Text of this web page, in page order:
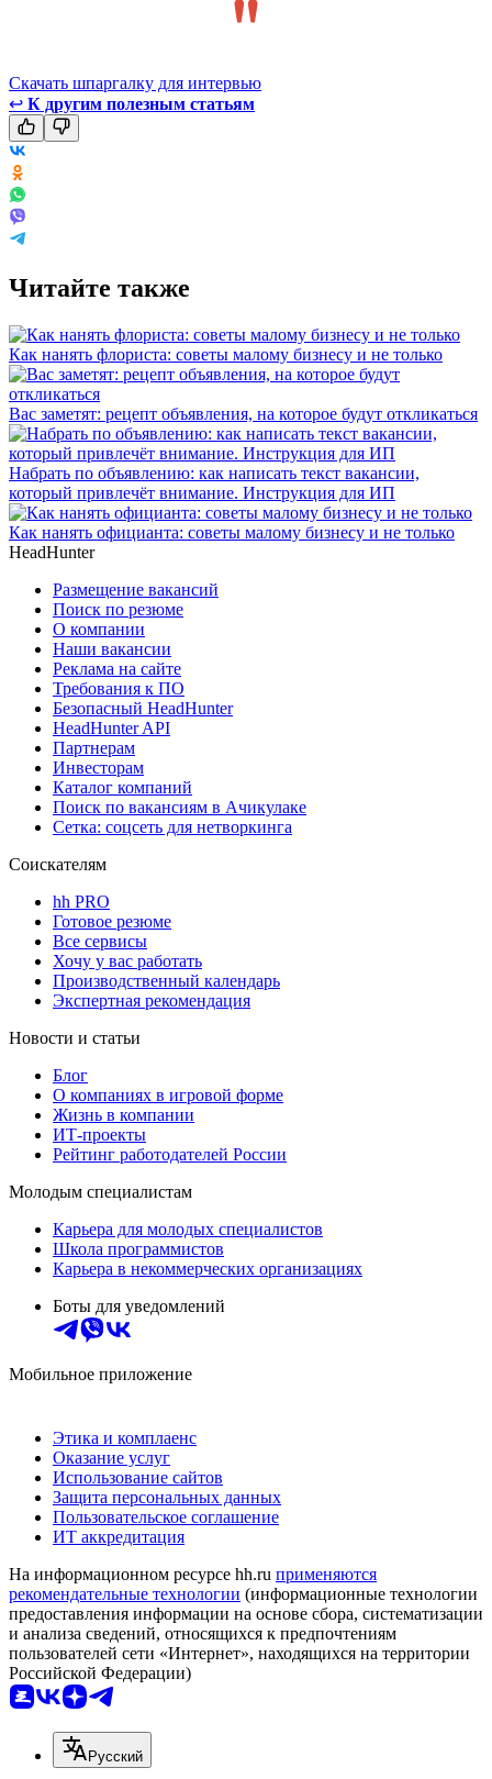
Скачать шпаргалку для интервью
↩ К другим полезным статьям
Читайте также
Как нанять флориста: советы малому бизнесу и не только
Вас заметят: рецепт объявления, на которое будут откликаться
Набрать по объявлению: как написать текст вакансии,
который привлечёт внимание. Инструкция для ИП
Как нанять официанта: советы малому бизнесу и не только
HeadHunter
Размещение вакансий
Поиск по резюме
О компании
Наши вакансии
Реклама на сайте
Требования к ПО
Безопасный HeadHunter
HeadHunter API
Партнерам
Инвесторам
Каталог компаний
Поиск по вакансиям в Ачикулаке
Сетка: соцсеть для нетворкинга
Соискателям
hh PRO
Готовое резюме
Все сервисы
Хочу у вас работать
Производственный календарь
Экспертная рекомендация
Новости и статьи
Блог
О компаниях в игровой форме
Жизнь в компании
ИТ-проекты
Рейтинг работодателей России
Молодым специалистам
Карьера для молодых специалистов
Школа программистов
Карьера в некоммерческих организациях
Боты для уведомлений
Мобильное приложение
Этика и комплаенс
Оказание услуг
Использование сайтов
Защита персональных данных
Пользовательское соглашение
ИТ аккредитация
На информационном ресурсе hh.ru применяются
рекомендательные технологии (информационные технологии
предоставления информации на основе сбора, систематизации
и анализа сведений, относящихся к предпочтениям
пользователей сети «Интернет», находящихся на территории
Российской Федерации)
Русский